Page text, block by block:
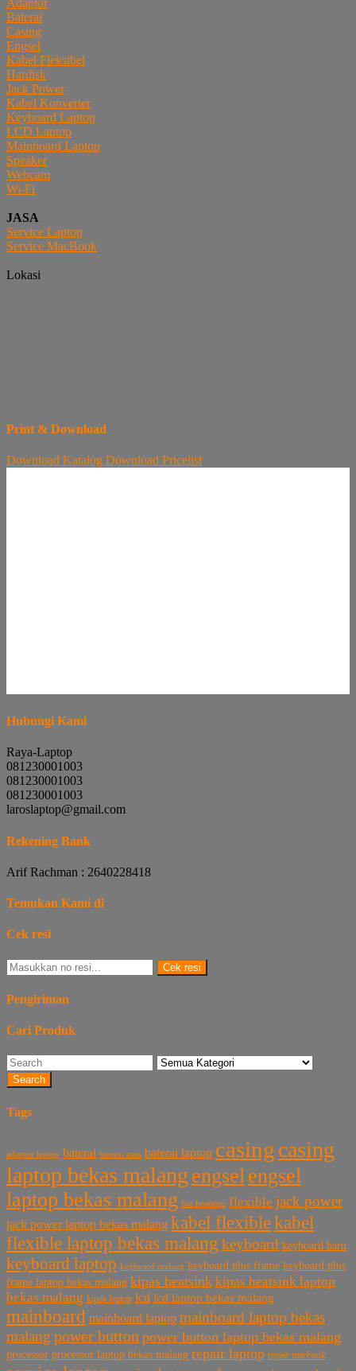
Adaptor
Baterai
Casing
Engsel
Kabel Fleksibel
Hardisk
Jack Power
Kabel Konverter
Keyboard Laptop
LCD Laptop
Mainboard Laptop
Speaker
Webcam
Wi-Fi
JASA
Service Laptop
Service MacBook
Lokasi
Print & Download
Download Katalog Download Pricelist
Hubungi Kami
Raya-Laptop
081230001003
081230001003
081230001003
laroslaptop@gmail.com
Rekening Bank
Arif Rachman : 2640228418
Temukan Kami di
Cek resi
Cek resi
Pengiriman
Cari Produk
Search
Tags
adaptor laptop baterai baterai asus baterai laptop casing casing
laptop bekas malang engselengsel
laptop bekas malang fan heatsing flexible jack power
jack power laptop bekas malang kabel flexiblekabel
flexible laptop bekas malang keyboard keyboard baru
keyboard laptop keyboard malang keyboard plus frame keyboard plus
frame laptop bekas malang kipas heatsink kipas heatsink laptop
bekas malang kipas laptop lcd lcd laptop bekas malang
mainboard mainboard laptop mainboard laptop bekas
malang power button power button laptop bekas malang
processor processor laptop bekas malang repair laptop repair macbook